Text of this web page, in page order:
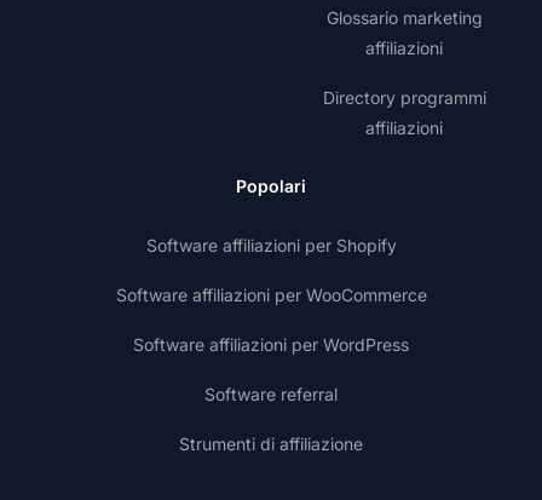
Glossario marketing
affiliazioni
Directory programmi
affiliazioni
Popolari
Software affiliazioni per Shopify
Software affiliazioni per WooCommerce
Software affiliazioni per WordPress
Software referral
Strumenti di affiliazione